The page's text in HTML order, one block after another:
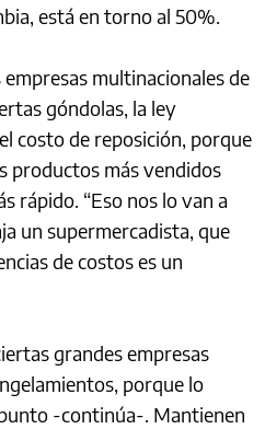
está en torno al 50%.
multinacionales de
góndolas, la ley
costo de reposición, porque
productos más vendidos
rápido. “Eso nos lo van a
un supermercadista, que
de costos es un
grandes empresas
porque lo
-continúa-. Mantienen